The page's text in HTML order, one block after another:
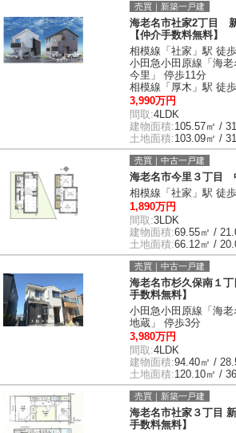
売買｜新築一戸建
海老名市社家2丁目
【仲介手数料無料】
相模線「社家」駅 徒
小田急小田原線「海
今里」 停歩11分
相模線「厚木」駅 徒
3,990万円
間取:4LDK
建物面積:105.57㎡ /
土地面積:103.09㎡ /
売買｜中古一戸建
海老名市今里３丁目
相模線「社家」駅 徒
1,890万円
間取:3LDK
建物面積:69.55㎡ /
土地面積:66.12㎡ /
売買｜中古一戸建
海老名市杉久保南１
手数料無料】
小田急小田原線「海
地蔵」 停歩3分
3,980万円
間取:4LDK
建物面積:94.40㎡ /
土地面積:120.10㎡ /
売買｜新築一戸建
海老名市社家３丁目
手数料無料】